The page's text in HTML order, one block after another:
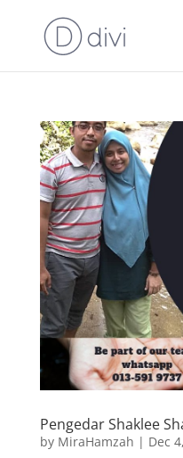
Pengedar Shaklee
by MiraHamzah | Dec